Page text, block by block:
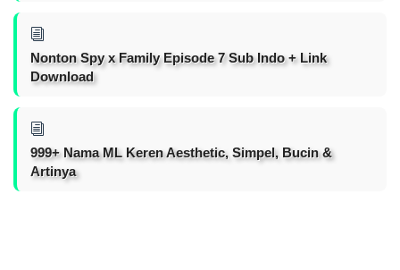
Nonton Spy x Family Episode 7 Sub Indo + Link
Download
999+ Nama ML Keren Aesthetic, Simpel, Bucin &
Artinya